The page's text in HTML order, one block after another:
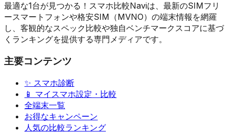
最適な1台が見つかる！スマホ比較Naviは、最新のSIMフリ
ースマートフォンや格安SIM（MVNO）の端末情報を網羅
し、客観的なスペック比較や独自ベンチマークスコアに基づ
くランキングを提供する専門メディアです。
主要コンテンツ
✨ スマホ診断
📱 マイスマホ設定・比較
全端末一覧
お得なキャンペーン
人気の比較ランキング